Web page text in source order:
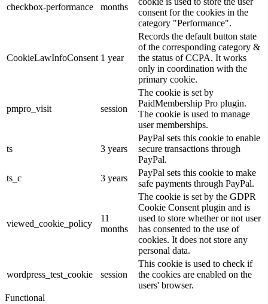
checkbox-performance
months
consent for the cookies in the
category "Performance".
CookieLawInfoConsent 1 year
Records the default button state
of the corresponding category &
the status of CCPA. It works
only in coordination with the
primary cookie.
pmpro_visit session
The cookie is set by
PaidMembership Pro plugin.
The cookie is used to manage
user memberships.
ts 3 years
PayPal sets this cookie to enable
secure transactions through
PayPal.
ts_c
3 years
PayPal sets this cookie to make
safe payments through PayPal.
viewed_cookie_policy
11
months
The cookie is set by the GDPR
Cookie Consent plugin and is
used to store whether or not user
has consented to the use of
cookies. It does not store any
personal data.
wordpress_test_cookie session
This cookie is used to check if
the cookies are enabled on the
users' browser.
Functional